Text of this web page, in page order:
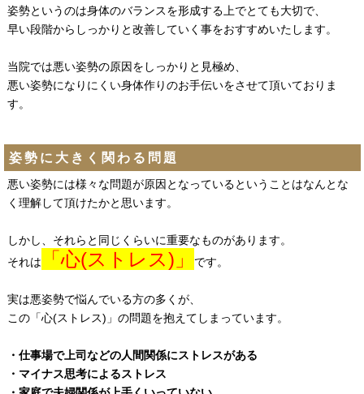
姿勢というのは身体のバランスを形成する上でとても大切で、
早い段階からしっかりと改善していく事をおすすめいたします。
当院では悪い姿勢の原因をしっかりと見極め、
悪い姿勢になりにくい身体作りのお手伝いをさせて頂いておりま
す。
姿勢に大きく関わる問題
悪い姿勢には様々な問題が原因となっているということはなんとな
く理解して頂けたかと思います。
しかし、それらと同じくらいに重要なものがあります。
それは
「心(ストレス)」 です。
実は悪姿勢で悩んでいる方の多くが、
この「心(ストレス)」の問題を抱えてしまっています。
・仕事場で上司などの人間関係にストレスがある
・マイナス思考によるストレス